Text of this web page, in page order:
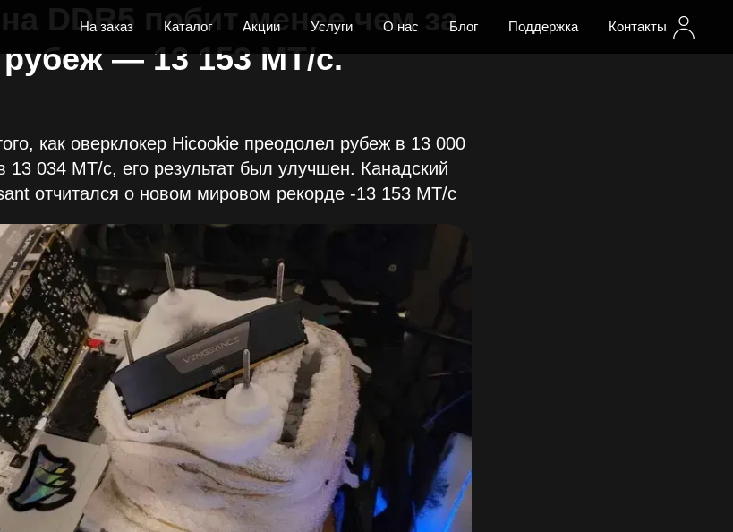
На заказ Каталог Акции Услуги О нас Блог Поддержка Контакты
DDR5 побит менее чем за
— 13 153 МТ/с.
как оверклокер Hicookie преодолел рубеж в 13 000
13 034 МТ/с, его результат был улучшен. Канадский
отчитался о новом мировом рекорде -13 153 МТ/с